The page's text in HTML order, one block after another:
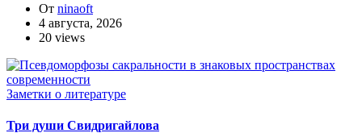
От ninaoft
4 августа, 2026
20 views
Заметки о литературе
Три души Свидригайлова